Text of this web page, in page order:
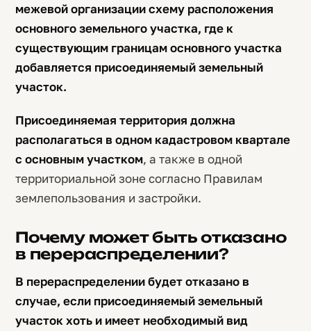
межевой организации схему расположения
основного земельного участка, где к
существующим границам основного участка
добавляется присоединяемый земельный
участок.
Присоединяемая территория должна
располагаться в одном кадастровом квартале
с основным участком, а также в одной
территориальной зоне согласно Правилам
землепользования и застройки.
Почему может быть отказано
в перераспределении?
В перераспределении будет отказано в
случае, если присоединяемый земельный
участок хоть и имеет необходимый вид